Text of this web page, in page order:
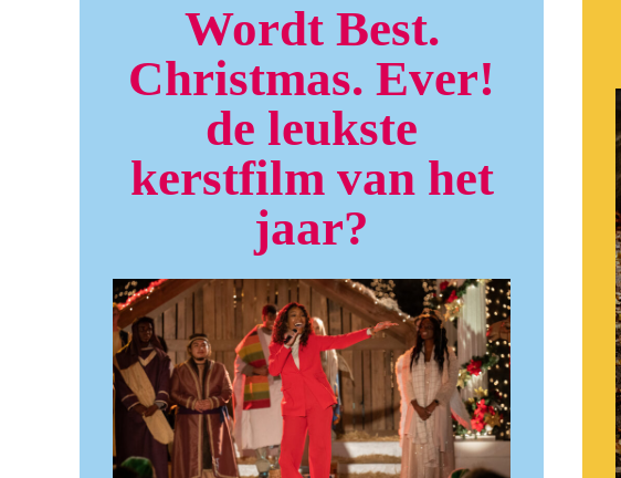
Wordt Best.
Christmas. Ever!
de leukste
kerstfilm van het
jaar?